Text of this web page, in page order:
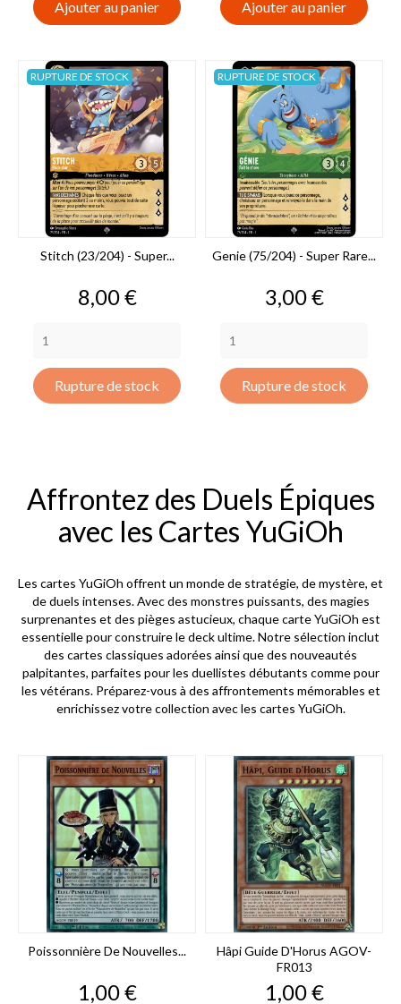
Ajouter au panier Ajouter au panier
Stitch (23/204) - Super...
Prix
8,00 €
Rupture de stock
RUPTURE DE STOCK
Genie (75/204) - Super Rare...
Prix
3,00 €
Rupture de stock
RUPTURE DE STOCK
Affrontez des Duels Épiques
avec les Cartes YuGiOh
Les cartes YuGiOh offrent un monde de stratégie, de mystère, et
de duels intenses. Avec des monstres puissants, des magies
surprenantes et des pièges astucieux, chaque carte YuGiOh est
essentielle pour construire le deck ultime. Notre sélection inclut
des cartes classiques adorées ainsi que des nouveautés
palpitantes, parfaites pour les duellistes débutants comme pour
les vétérans. Préparez-vous à des affrontements mémorables et
enrichissez votre collection avec les cartes YuGiOh.
Poissonnière De Nouvelles...
Prix
1,00 €
Hâpi Guide D'Horus AGOV-
FR013
Prix
1,00 €